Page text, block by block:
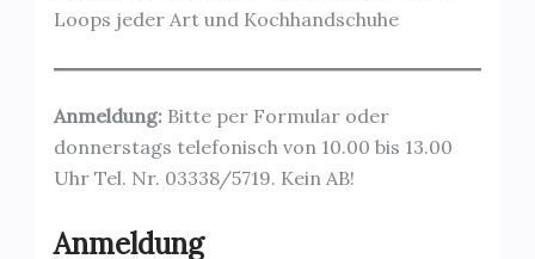
Loops jeder Art und Kochhandschuhe
Anmeldung:Bitte per Formular oder
donnerstags telefonisch von 10.00 bis 13.00
Uhr Tel. Nr. 03338/5719. Kein AB!
Anmeldung